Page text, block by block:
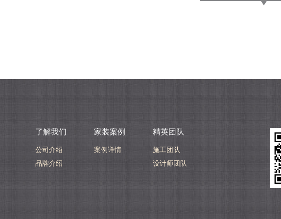
了解我们
公司介绍
品牌介绍
家装案例
案例详情
精英团队
施工团队
设计师团队